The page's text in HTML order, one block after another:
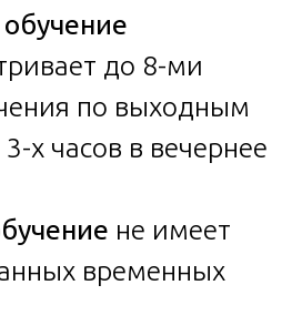
до 8-ми
по выходным
х часов в вечернее
не имеет
временных